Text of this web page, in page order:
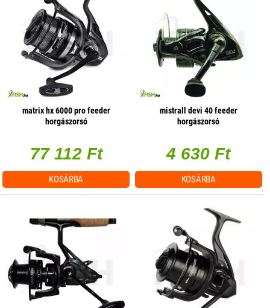
matrix hx 6000 pro feeder
horgászorsó
77 112 Ft
KOSÁRBA
mistrall devi 40 feeder
horgászorsó
4 630 Ft
KOSÁRBA